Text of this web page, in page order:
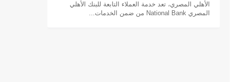
الأهلي المصري، تعد خدمة العملاء التابعة للبنك الأهلي
المصري National Bank من ضمن الخدمات...